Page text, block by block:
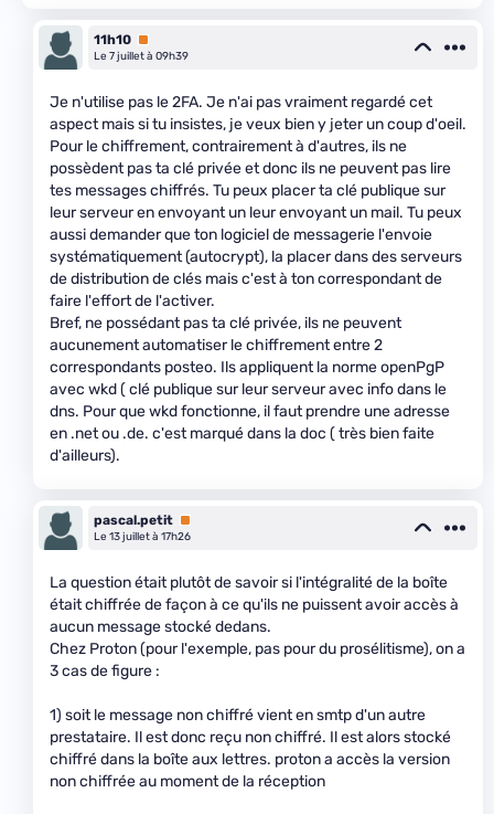
11h10 Premium
Le 7 juillet à 09h39
Je n'utilise pas le 2FA. Je n'ai pas vraiment regardé cet
aspect mais si tu insistes, je veux bien y jeter un coup d'oeil.
Pour le chiffrement, contrairement à d'autres, ils ne
possèdent pas ta clé privée et donc ils ne peuvent pas lire
tes messages chiffrés. Tu peux placer ta clé publique sur
leur serveur en envoyant un leur envoyant un mail. Tu peux
aussi demander que ton logiciel de messagerie l'envoie
systématiquement (autocrypt), la placer dans des serveurs
de distribution de clés mais c'est à ton correspondant de
faire l'effort de l'activer.
Bref, ne possédant pas ta clé privée, ils ne peuvent
aucunement automatiser le chiffrement entre 2
correspondants posteo. Ils appliquent la norme openPgP
avec wkd ( clé publique sur leur serveur avec info dans le
dns. Pour que wkd fonctionne, il faut prendre une adresse
en .net ou .de. c'est marqué dans la doc ( très bien faite
d'ailleurs).
pascal.petit Premium
Le 13 juillet à 17h26
La question était plutôt de savoir si l'intégralité de la boîte
était chiffrée de façon à ce qu'ils ne puissent avoir accès à
aucun message stocké dedans.
Chez Proton (pour l'exemple, pas pour du prosélitisme), on a
3 cas de figure :
1) soit le message non chiffré vient en smtp d'un autre
prestataire. Il est donc reçu non chiffré. Il est alors stocké
chiffré dans la boîte aux lettres. proton a accès la version
non chiffrée au moment de la réception